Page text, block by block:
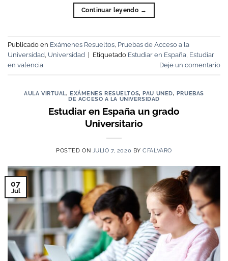
Continuar leyendo →
Publicado en Exámenes Resueltos, Pruebas de Acceso a la
Universidad, Universidad Etiquetado Estudiar en España, Estudiar
en valencia
Deje un comentario
AULA VIRTUAL,EXÁMENES RESUELTOS,PAU UNED, PRUEBAS
DE ACCESO A LA UNIVERSIDAD
Estudiar en España un grado
Universitario
POSTED ON JULIO 7, 2020 BYCFALVARO
07
Jul